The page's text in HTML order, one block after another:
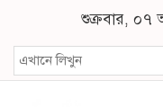
শুক্রবার, ০৭